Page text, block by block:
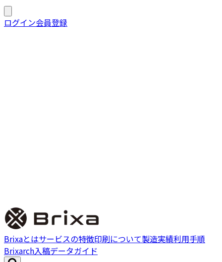
ログイン会員登録
Brixa 実績
Brixaとはサービスの特徴印刷について製造実績利用手順
Brixarch入稿データガイド